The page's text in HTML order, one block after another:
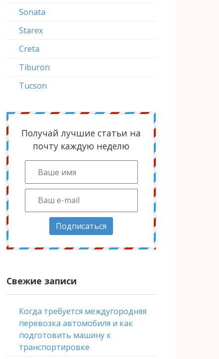
Sonata
Starex
Creta
Tiburon
Tucson
Получай лучшие статьи на
почту каждую неделю
Подписаться
Свежие записи
Когда требуется междугородняя
перевозка автомобиля и как
подготовить машину к
транспортировке